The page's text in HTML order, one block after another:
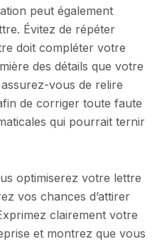
peut également
Évitez de répéter
doit compléter votre
des détails que votre
vous de relire
de corriger toute faute
qui pourrait ternir
optimiserez votre lettre
vos chances d’attirer
clairement votre
et montrez que vous